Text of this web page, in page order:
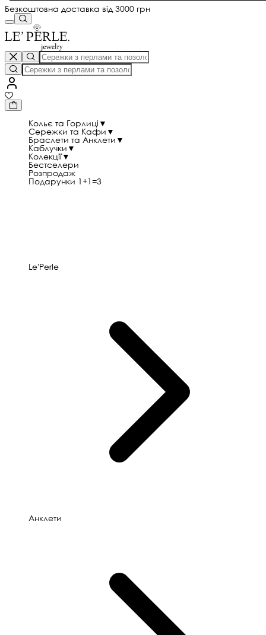
Безкоштовна доставка від 3000 грн
Кольє та Горлиці ▼
Сережки та Кафи ▼
Браслети та Анклети ▼
Каблучки ▼
Колекції▼
Бестселери
Розпродаж
Подарунки 1+1=3
Le'Perle
Анклети